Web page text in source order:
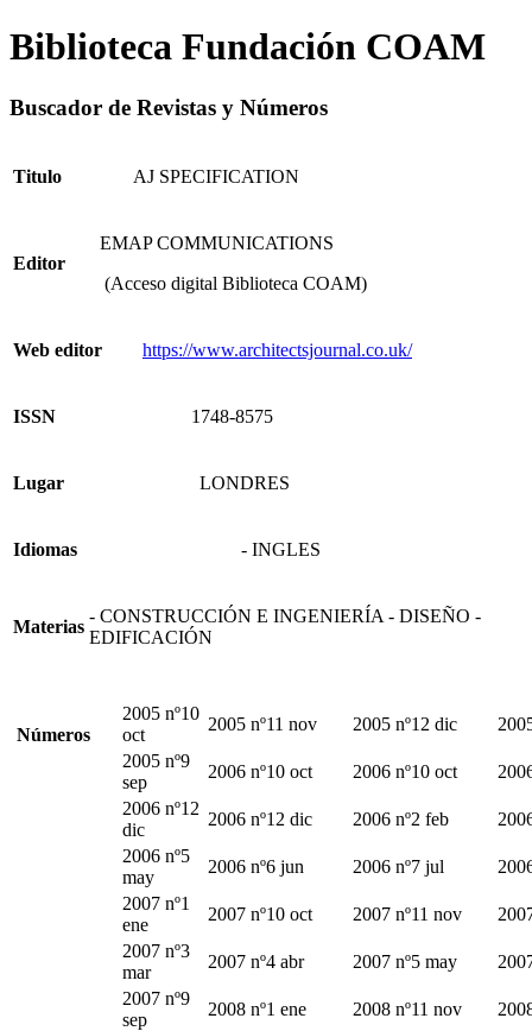
Biblioteca Fundación COAM
Buscador de Revistas y Números
Titulo AJ SPECIFICATION
Editor
EMAP COMMUNICATIONS
(Acceso digital Biblioteca COAM)
Web editor https://www.architectsjournal.co.uk/
ISSN 1748-8575
Lugar LONDRES
Idiomas - INGLES
Materias
- CONSTRUCCIÓN E INGENIERÍA - DISEÑO -
EDIFICACIÓN
Números
2005 nº10
oct
2005 nº11 nov 2005 nº12 dic
2005 nº9
sep
2006 nº10 oct 2006 nº10 oct
2006 nº12
dic
2006 nº12 dic 2006 nº2 feb
2006 nº5
may
2006 nº6 jun 2006 nº7 jul
2007 nº1
ene
2007 nº10 oct 2007 nº11 nov
2007 nº3
mar
2007 nº4 abr 2007 nº5 may
2007 nº9
sep
2008 nº1 ene 2008 nº11 nov